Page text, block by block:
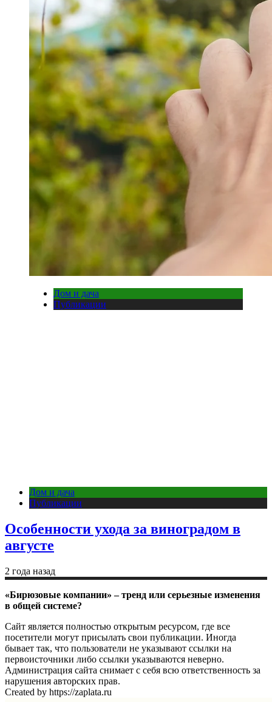
Дом и дача
Публикации
Дом и дача
Публикации
Особенности ухода за виноградом в
августе
2 года назад
«Бирюзовые компании» – тренд или серьезные изменения
в общей системе?
Сайт является полностью открытым ресурсом, где все
посетители могут присылать свои публикации. Иногда
бывает так, что пользователи не указывают ссылки на
первоисточники либо ссылки указываются неверно.
Администрация сайта снимает с себя всю ответственность за
нарушения авторских прав.
Created by https://zaplata.ru